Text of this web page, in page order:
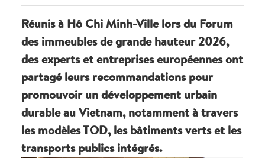
Réunis à Hô Chi Minh-Ville lors du Forum
des immeubles de grande hauteur 2026,
des experts et entreprises européennes ont
partagé leurs recommandations pour
promouvoir un développement urbain
durable au Vietnam, notamment à travers
les modèles TOD, les bâtiments verts et les
transports publics intégrés.